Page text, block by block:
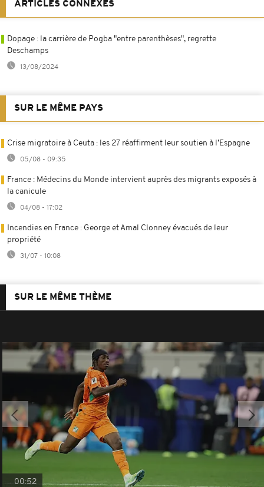
ARTICLES CONNEXES
Dopage : la carrière de Pogba "entre parenthèses", regrette
Deschamps
13/08/2024
SUR LE MÊME PAYS
Crise migratoire à Ceuta : les 27 réaffirment leur soutien à l’Espagne
05/08 - 09:35
France : Médecins du Monde intervient auprès des migrants exposés à
la canicule
04/08 - 17:02
Incendies en France : George et Amal Clonney évacués de leur
propriété
31/07 - 10:08
SUR LE MÊME THÈME
00:52